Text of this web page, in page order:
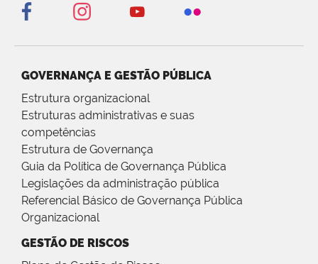
GOVERNANÇA E GESTÃO PÚBLICA
Estrutura organizacional
Estruturas administrativas e suas
competências
Estrutura de Governança
Guia da Política de Governança Pública
Legislações da administração pública
Referencial Básico de Governança Pública
Organizacional
GESTÃO DE RISCOS